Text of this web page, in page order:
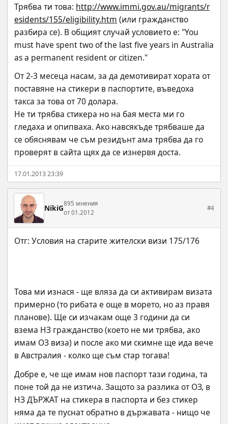
Трябва ти това: http://www.immi.gov.au/migrants/r
esidents/155/eligibility.htm (или гражданство
разбира се). В общият случай условието е: "You
must have spent two of the last five years in Australia
as a permanent resident or citizen."
От 2-3 месеца насам, за да демотивират хората от
поставяне на стикери в паспортите, въведоха
такса за това от 70 долара.
Не ти трябва стикера но на бая места ми го
гледаха и опипваха. Ако навсякъде трябваше да
се обяснявам че съм резидънт ама трябва да го
проверят в сайта щях да се изнервя доста.
17.01.2013 23:39
NikiG895 мнения
от 01.2012
#4
Това ми изнася - ще вляза да си активирам визата
примерно (то рибата е още в морето, но аз правя
планове). Ще си изчакам още 3 години да си
взема НЗ гражданство (което не ми трябва, ако
имам ОЗ виза) и после ако ми скимне ще ида вече
в Австралия - колко ще съм стар тогава!
Добре е, че ще имам нов паспорт тази година, та
поне той да не изтича. Защото за разлика от ОЗ, в
НЗ ДЪРЖАТ на стикера в паспорта и без стикер
няма да те пуснат обратно в държавата - нищо че